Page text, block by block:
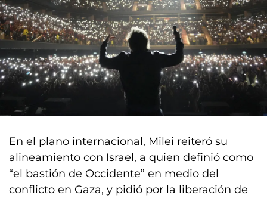
En el plano internacional, Milei reiteró su
alineamiento con Israel, a quien definió como
“el bastión de Occidente” en medio del
conflicto en Gaza, y pidió por la liberación de